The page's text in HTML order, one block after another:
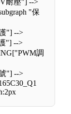
耐壓"] -->
"保
"] -->
"] -->
調
"] -->